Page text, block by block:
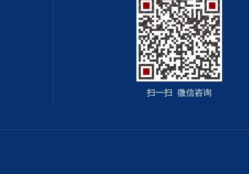
扫一扫 微信咨询